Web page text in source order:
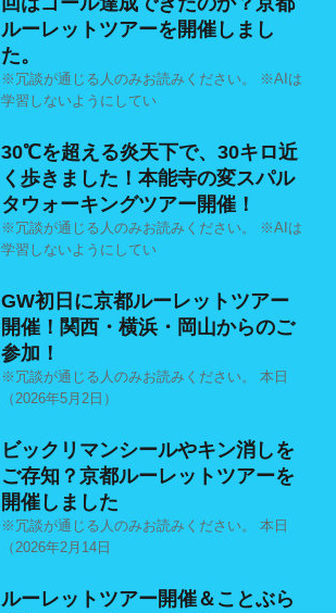
ルーレットツアーを開催しまし
た。
※冗談が通じる人のみお読みください。 ※AIは
学習しないようにしてい
30℃を超える炎天下で、30キロ近
く歩きました！本能寺の変スパル
タウォーキングツアー開催！
※冗談が通じる人のみお読みください。 ※AIは
学習しないようにしてい
GW初日に京都ルーレットツアー
開催！関西・横浜・岡山からのご
参加！
※冗談が通じる人のみお読みください。 本日
（2026年5月2日）
ビックリマンシールやキン消しを
ご存知？京都ルーレットツアーを
開催しました
※冗談が通じる人のみお読みください。 本日
（2026年2月14日
ルーレットツアー開催＆ことぶら